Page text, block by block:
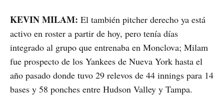
KEVIN MILAM: El también pitcher derecho ya está
activo en roster a partir de hoy, pero tenía días
integrado al grupo que entrenaba en Monclova; Milam
fue prospecto de los Yankees de Nueva York hasta el
año pasado donde tuvo 29 relevos de 44 innings para 14
bases y 58 ponches entre Hudson Valley y Tampa.